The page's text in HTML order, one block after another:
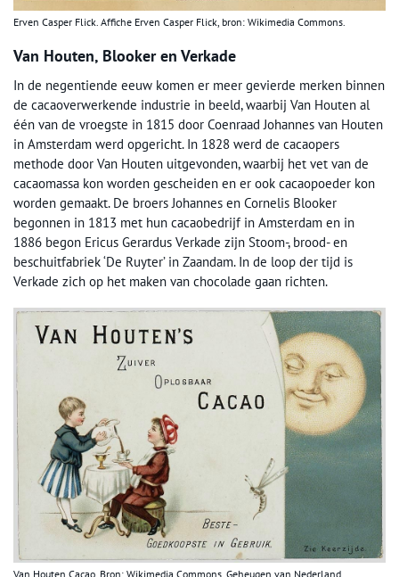
Erven Casper Flick. Affiche Erven Casper Flick, bron: Wikimedia Commons.
Van Houten, Blooker en Verkade
In de negentiende eeuw komen er meer gevierde merken binnen
de cacaoverwerkende industrie in beeld, waarbij Van Houten al
één van de vroegste in 1815 door Coenraad Johannes van Houten
in Amsterdam werd opgericht. In 1828 werd de cacaopers
methode door Van Houten uitgevonden, waarbij het vet van de
cacaomassa kon worden gescheiden en er ook cacaopoeder kon
worden gemaakt. De broers Johannes en Cornelis Blooker
begonnen in 1813 met hun cacaobedrijf in Amsterdam en in
1886 begon Ericus Gerardus Verkade zijn Stoom-, brood- en
beschuitfabriek ‘De Ruyter’ in Zaandam. In de loop der tijd is
Verkade zich op het maken van chocolade gaan richten.
Van Houten Cacao. Bron: Wikimedia Commons, Geheugen van Nederland.